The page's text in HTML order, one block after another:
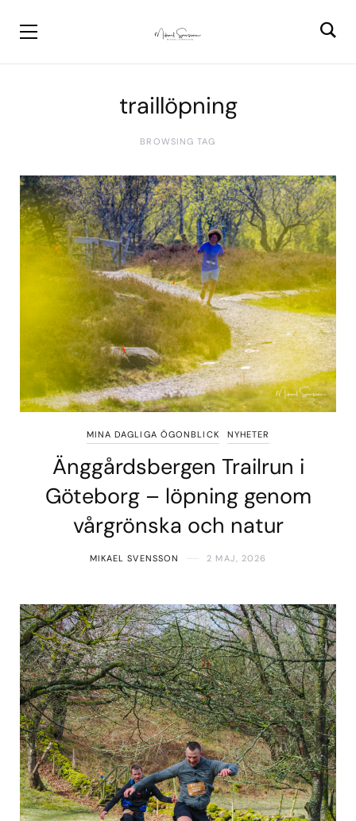
traillöpning
BROWSING TAG
MINA DAGLIGA ÖGONBLICK NYHETER
Änggårdsbergen Trailrun i
Göteborg – löpning genom
vårgrönska och natur
MIKAEL SVENSSON 2 MAJ, 2026